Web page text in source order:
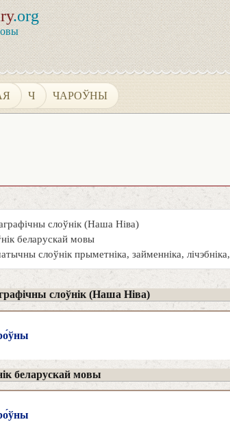
.org
Ч ЧАРОЎНЫ
слоўнік (Наша Ніва)
беларускай мовы
слоўнік прыметніка, займенніка,
слоўнік (Наша Ніва)
беларускай мовы